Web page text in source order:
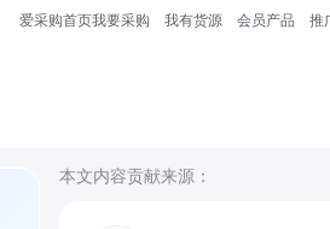
爱采购首页我要采购 我有货源 会员产品 推
本文内容贡献来源：